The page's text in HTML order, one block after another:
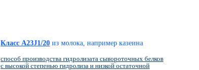
Класс A23J1/20 из молока, например казеина
способ производства гидролизата сывороточных белков
с высокой степенью гидролиза и низкой остаточной